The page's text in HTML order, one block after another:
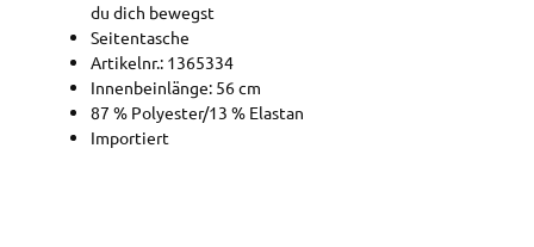
du dich bewegst
Seitentasche
Artikelnr.: 1365334
Innenbeinlänge: 56 cm
87 % Polyester/13 % Elastan
Importiert